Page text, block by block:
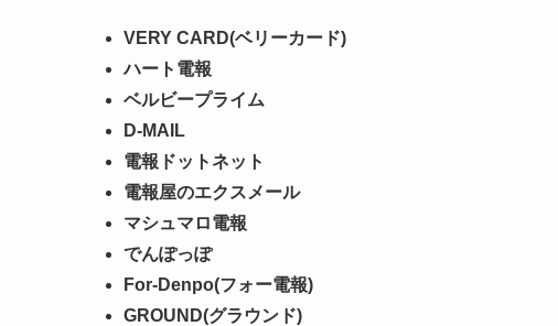
VERY CARD(ベリーカード)
ハート電報
ベルビープライム
D-MAIL
電報ドットネット
電報屋のエクスメール
マシュマロ電報
でんぽっぽ
For-Denpo(フォー電報)
GROUND(グラウンド)